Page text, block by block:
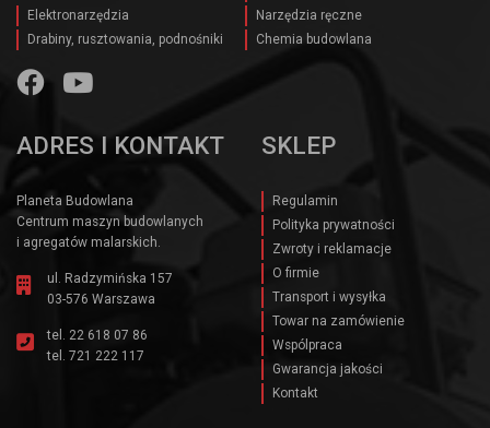
Elektronarzędzia
Narzędzia ręczne
Drabiny, rusztowania, podnośniki
Chemia budowlana
ADRES I KONTAKT
Planeta Budowlana
Centrum maszyn budowlanych
i agregatów malarskich.
ul. Radzymińska 157
03-576 Warszawa
tel. 22 618 07 86
tel. 721 222 117
SKLEP
Regulamin
Polityka prywatności
Zwroty i reklamacje
O firmie
Transport i wysyłka
Towar na zamówienie
Wspólpraca
Gwarancja jakości
Kontakt